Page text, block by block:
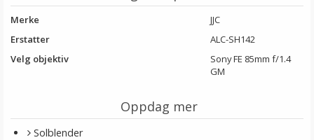
Merke
JJC
Erstatter
ALC-SH142
Velg objektiv
Sony FE 85mm f/1.4
GM
Oppdag mer
Solblender